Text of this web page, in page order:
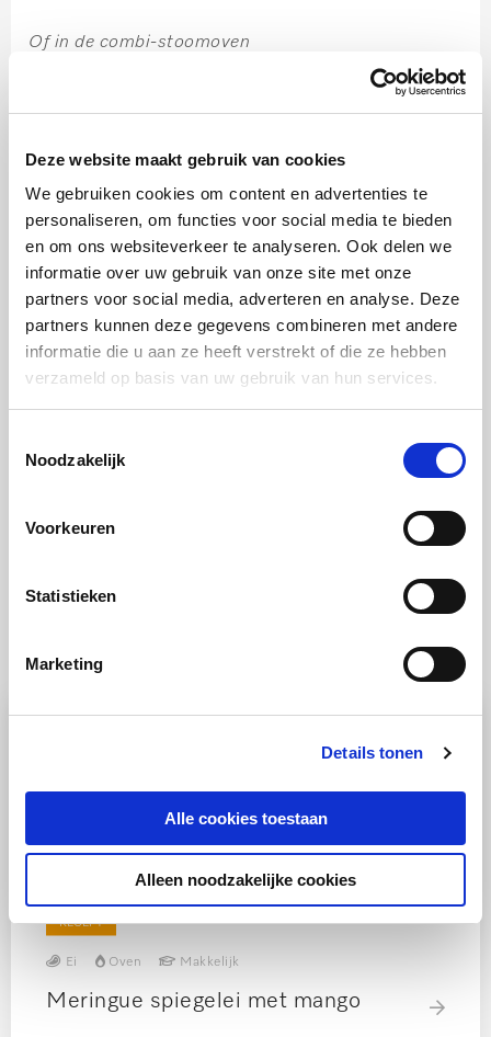
Deze website maakt gebruik van cookies
We gebruiken cookies om content en advertenties te
personaliseren, om functies voor social media te bieden
en om ons websiteverkeer te analyseren. Ook delen we
informatie over uw gebruik van onze site met onze
partners voor social media, adverteren en analyse. Deze
partners kunnen deze gegevens combineren met andere
informatie die u aan ze heeft verstrekt of die ze hebben
verzameld op basis van uw gebruik van hun services.
Noodzakelijk
Voorkeuren
Statistieken
Marketing
Details tonen
Alle cookies toestaan
Alleen noodzakelijke cookies
Of in de combi-stoomoven
Vocht 30%
Duur 17-20 minuten
Inschuifhoogte 1e van onderen
Stap 4:
Laat de broodjes op het rooster afkoelen.
In plaats van halve maantjes kunt u het deeg ook tot
12 bolletjes draaien. Snijd ze voor het bakken aan de
en bak ze volgens het recept.
RECEPT
Ei Oven Makkelijk
Meringue spiegelei met mango